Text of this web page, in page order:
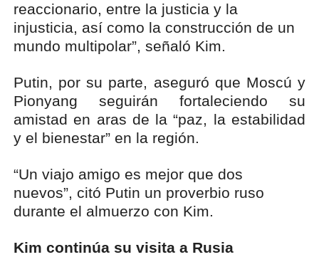
reaccionario, entre la justicia y la
injusticia, así como la construcción de un
mundo multipolar”, señaló Kim.
Putin, por su parte, aseguró que Moscú y
Pionyang seguirán fortaleciendo su
amistad en aras de la “paz, la estabilidad
y el bienestar” en la región.
“Un viajo amigo es mejor que dos
nuevos”, citó Putin un proverbio ruso
durante el almuerzo con Kim.
Kim continúa su visita a Rusia